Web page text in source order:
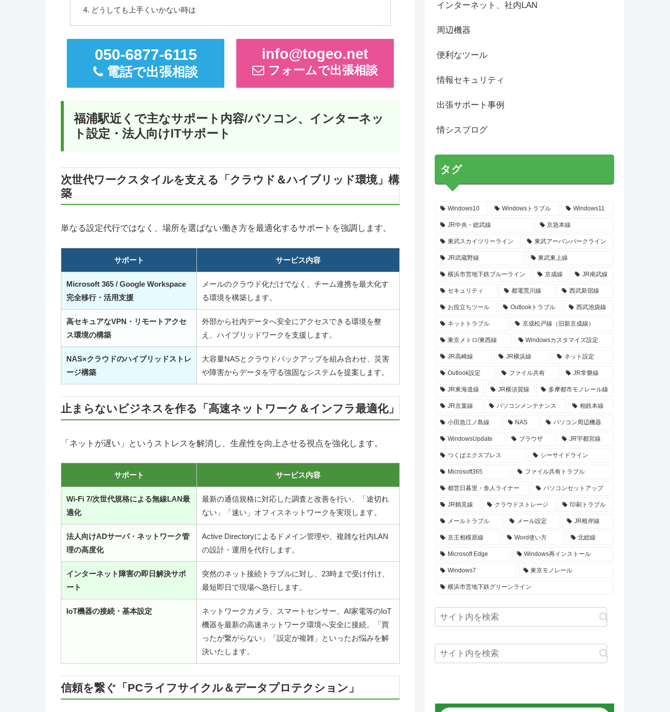
どうしても上手くいかない時は
050-6877-6115
電話で出張相談
info@togeo.net
フォームで出張相談
福浦駅近くで主なサポート内容/パソコン、インターネッ
ト設定・法人向けITサポート
次世代ワークスタイルを支える「クラウド＆ハイブリッド環境」構
築
単なる設定代行ではなく、場所を選ばない働き方を最適化するサポートを強調します。
サポート サービス内容
Microsoft 365 / Google Workspace
完全移行・活用支援
メールのクラウド化だけでなく、チーム連携を最大化す
る環境を構築します。
高セキュアなVPN・リモートアクセ
ス環境の構築
外部から社内データへ安全にアクセスできる環境を整
え、ハイブリッドワークを支援します。
NAS×クラウドのハイブリッドストレ
ージ構築
大容量NASとクラウドバックアップを組み合わせ、災害
や障害からデータを守る強固なシステムを提案します。
止まらないビジネスを作る「高速ネットワーク＆インフラ最適化」
「ネットが遅い」というストレスを解消し、生産性を向上させる視点を強化します。
サポート サービス内容
Wi-Fi 7/次世代規格による無線LAN最
適化
最新の通信規格に対応した調査と改善を行い、「途切れ
ない」「速い」オフィスネットワークを実現します。
法人向けADサーバ・ネットワーク管
理の高度化
Active Directoryによるドメイン管理や、複雑な社内LAN
の設計・運用を代行します。
インターネット障害の即日解決サポ
ート
突然のネット接続トラブルに対し、23時まで受け付け、
最短即日で現場へ急行します。
IoT機器の接続・基本設定
ネットワークカメラ、スマートセンサー、AI家電等のIoT
機器を最新の高速ネットワーク環境へ安全に接続。「買
ったが繋がらない」「設定が複雑」といったお悩みを解
決いたします。
信頼を繋ぐ「PCライフサイクル＆データプロテクション」
インターネット、社内LAN
周辺機器
便利なツール
情報セキュリティ
出張サポート事例
情シスブログ
タグ
Windows10 Windowsトラブル Windows11
JR中央・総武線 京急本線
東武スカイツリーライン 東武アーバンパークライン
JR武蔵野線 東武東上線
横浜市営地下鉄ブルーライン 京成線 JR南武線
セキュリティ 都電荒川線 西武新宿線
お役立ちツール Outlookトラブル 西武池袋線
ネットトラブル 京成松戸線（旧新京成線）
東京メトロ/東西線 Windowsカスタマイズ設定
JR高崎線 JR横浜線 ネット設定
Outlook設定 ファイル共有 JR常磐線
JR東海道線 JR横須賀線 多摩都市モノレール線
JR京葉線 パソコンメンテナンス 相鉄本線
小田急江ノ島線 NAS パソコン周辺機器
WindowsUpdate ブラウザ JR宇都宮線
つくばエクスプレス シーサイドライン
Microsoft365 ファイル共有トラブル
都営日暮里・舎人ライナー パソコンセットアップ
JR鶴見線 クラウドストレージ 印刷トラブル
メールトラブル メール設定 JR根岸線
京王相模原線 Word使い方 北総線
Microsoft Edge Windows再インストール
Windows7 東京モノレール
横浜市営地下鉄グリーンライン